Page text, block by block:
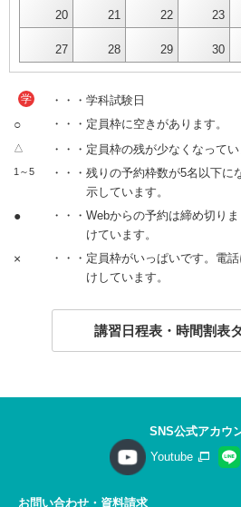
20 21 22 23
27 28 29 30
学 ・・・学科試験日
○ ・・・定員枠に空きがあります。
△ ・・・定員枠の残が少なくなってい
1～5
・・・残りの予約枠数が5名以下
示しています。
●
・・・Webからの予約は締め切り
けています。
×
・・・定員枠がいっぱいです。電
けしています。
講習日程表・時間割表
SNS公式アカウ
Youtube
お問い合わせ・資料請求